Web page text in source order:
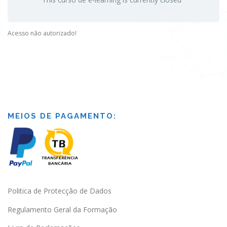
Acesso não autorizado!
MEIOS DE PAGAMENTO:
Politica de Protecção de Dados
Regulamento Geral da Formação